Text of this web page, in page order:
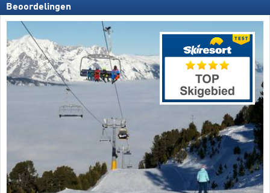
Beoordelingen